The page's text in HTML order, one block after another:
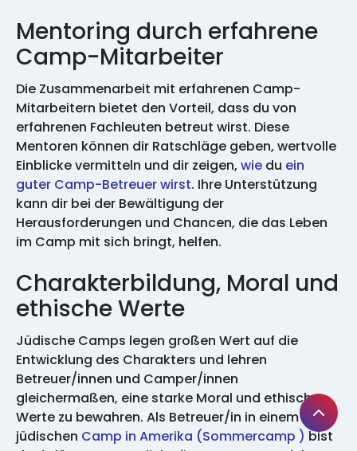
Mentoring durch erfahrene
Camp-Mitarbeiter
Die Zusammenarbeit mit erfahrenen Camp-
Mitarbeitern bietet den Vorteil, dass du von
erfahrenen Fachleuten betreut wirst. Diese
Mentoren können dir Ratschläge geben, wertvolle
Einblicke vermitteln und dir zeigen, wie du ein
guter Camp-Betreuer wirst. Ihre Unterstützung
kann dir bei der Bewältigung der
Herausforderungen und Chancen, die das Leben
im Camp mit sich bringt, helfen.
Charakterbildung, Moral und
ethische Werte
Jüdische Camps legen großen Wert auf die
Entwicklung des Charakters und lehren
Betreuer/innen und Camper/innen
gleichermaßen, eine starke Moral und ethische
Werte zu bewahren. Als Betreuer/in in einem
jüdischen Camp in Amerika (Sommercamp ) bist